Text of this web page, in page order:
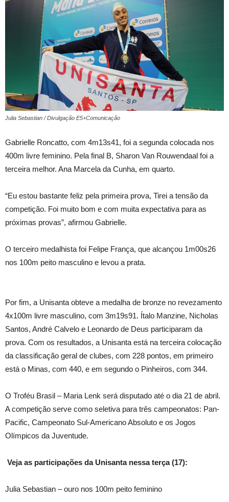
Julia Sebastian / Divulgação E5+Comunicação
Gabrielle Roncatto, com 4m13s41, foi a segunda colocada nos
400m livre feminino. Pela final B, Sharon Van Rouwendaal foi a
terceira melhor. Ana Marcela da Cunha, em quarto.
“Eu estou bastante feliz pela primeira prova, Tirei a tensão da
competição. Foi muito bom e com muita expectativa para as
próximas provas”, afirmou Gabrielle.
O terceiro medalhista foi Felipe França, que alcançou 1m00s26
nos 100m peito masculino e levou a prata.
Por fim, a Unisanta obteve a medalha de bronze no revezamento
4x100m livre masculino, com 3m19s91. Ítalo Manzine, Nicholas
Santos, André Calvelo e Leonardo de Deus participaram da
prova. Com os resultados, a Unisanta está na terceira colocação
da classificação geral de clubes, com 228 pontos, em primeiro
está o Minas, com 440, e em segundo o Pinheiros, com 344.
O Troféu Brasil – Maria Lenk será disputado até o dia 21 de abril.
A competição serve como seletiva para três campeonatos: Pan-
Pacific, Campeonato Sul-Americano Absoluto e os Jogos
Olímpicos da Juventude.
Veja as participações da Unisanta nessa terça (17):
Julia Sebastian – ouro nos 100m peito feminino